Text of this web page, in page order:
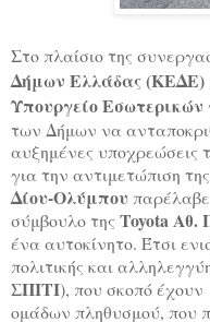
Στο πλαίσιο της
Δήμων Ελλάδας (ΚΕΔΕ)
Υπουργείο Εσωτερικών
των Δήμων να
αυξημένες υποχρεώσεις
για την αντιμετώπιση
Δίου-Ολύμπου
σύμβουλο της ToyotaΑθ.
ένα αυτοκίνητο. Έτσι
πολιτικής και
ΣΠΙΤΙ), που σκοπό έχουν
ομάδων πληθυσμού, που